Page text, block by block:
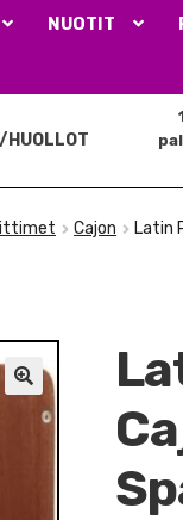
NUOTIT
HUOLLOT
Cajon Latin